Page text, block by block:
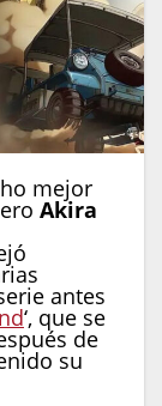
mejor
Akira
antes
‘, que se
de
su